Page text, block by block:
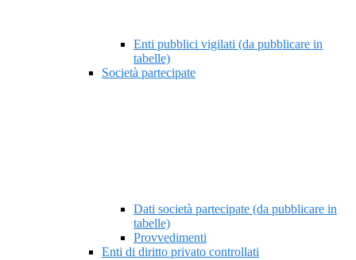
Enti pubblici vigilati (da pubblicare in
tabelle)
Società partecipate
Dati società partecipate (da pubblicare in
tabelle)
Provvedimenti
Enti di diritto privato controllati